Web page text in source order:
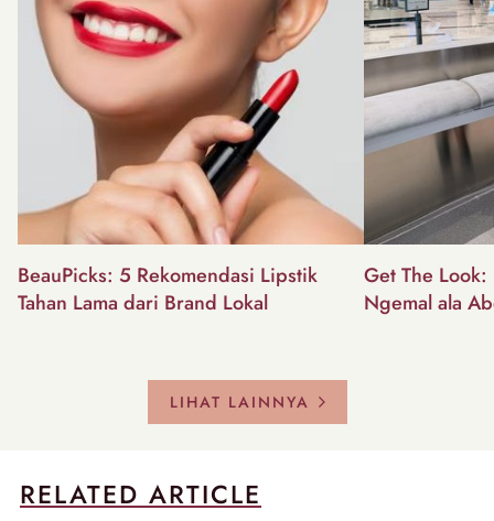
BeauPicks: 5 Rekomendasi Lipstik
Tahan Lama dari Brand Lokal
Get The
Ngemal ala
LIHAT LAINNYA
RELATED ARTICLE